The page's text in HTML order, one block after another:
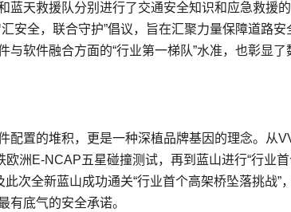
蓝天救援队分别进行了交通安全知识和应急救援
安全，联合守护”倡议，旨在汇聚力量保障道路
与软件融合方面的“行业第一梯队”水准，也彰显
配置的堆积，更是一种深植品牌基因的理念。从
洲E-NCAP五星碰撞测试，再到蓝山进行“行业
此次全新蓝山成功通关“行业首个高架桥坠落挑战
有底气的安全承诺。